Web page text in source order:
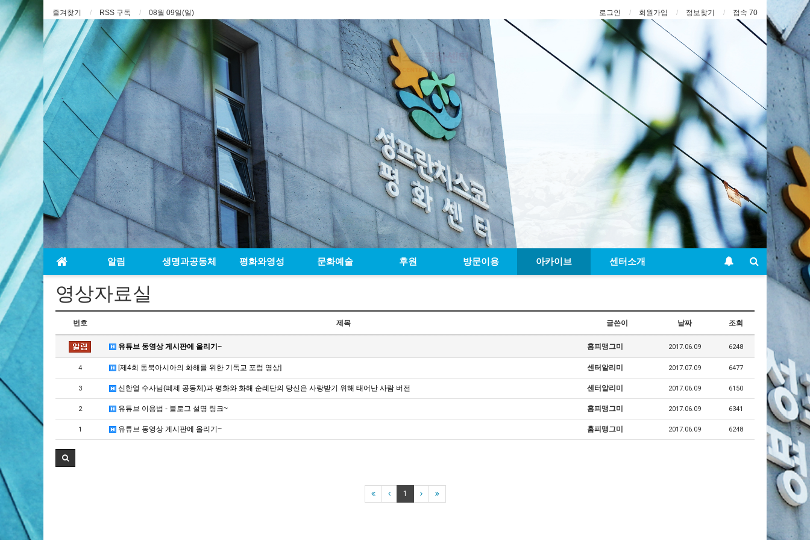
즐겨찾기 RSS 구독 08월 09일(일) 로그인 회원가입 정보찾기 접속 70
알림 생명과공동체 평화와영성 문화예술 후원 방문이용 아카이브 센터소개
영상자료실
번호 제목 글쓴이 날짜 조회
유튜브 동영상 게시판에 올리기~ 홈피맹그미 2017.06.09 6248
4 [제4회 동북아시아의 화해를 위한 기독교 포럼 영상] 센터알리미 2017.07.09 6477
3 신한열 수사님(떼제 공동체)과 평화와 화해 순례단의 당신은 사랑받기 위해 태어난 사람 버전 센터알리미 2017.06.09 6150
2 유튜브 이용법 - 블로그 설명 링크~ 홈피맹그미 2017.06.09 6341
1 유튜브 동영상 게시판에 올리기~ 홈피맹그미 2017.06.09 6248
1